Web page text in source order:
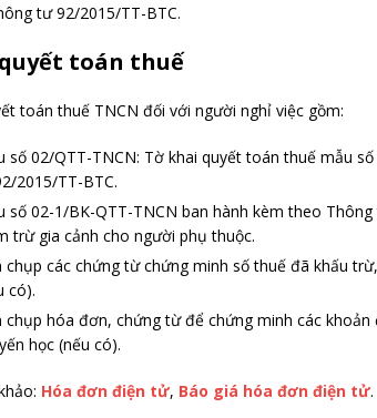
tư 92/2015/TT-BTC.
toán thuế
toán thuế TNCN đối với người nghỉ việc gồm:
số 02/QTT-TNCN: Tờ khai quyết toán thuế mẫu
2015/TT-BTC.
số 02-1/BK-QTT-TNCN ban hành kèm theo
trừ gia cảnh cho người phụ thuộc.
chụp các chứng từ chứng minh số thuế đã khấu
có).
chụp hóa đơn, chứng từ để chứng minh các
học (nếu có).
Hóa đơn điện tử, Báo giá hóa đơn điện tử.